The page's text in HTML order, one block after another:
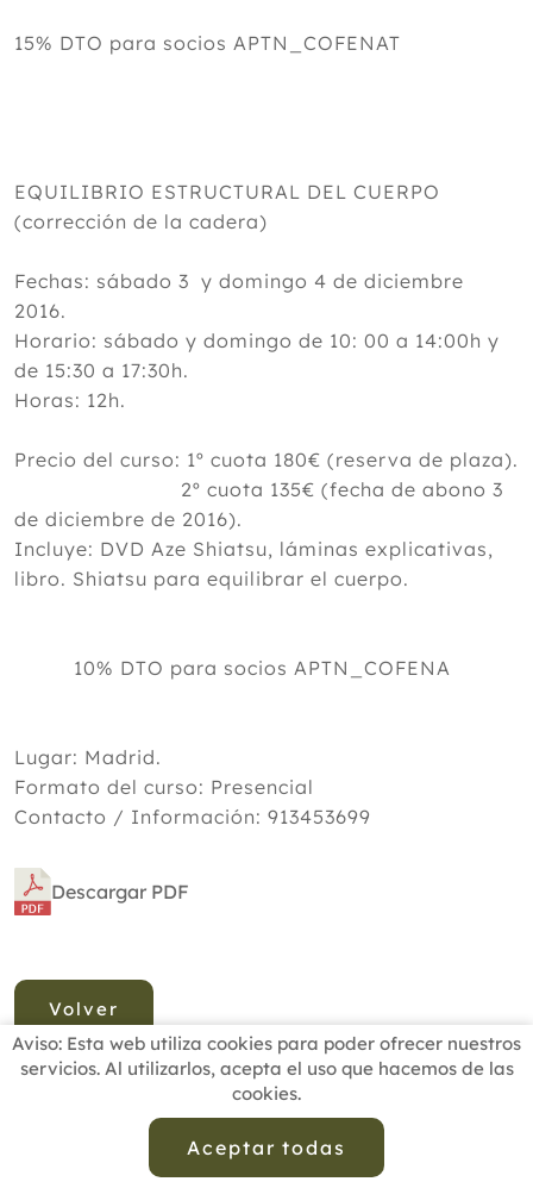
15% DTO para socios APTN_COFENAT
EQUILIBRIO ESTRUCTURAL DEL CUERPO
(corrección de la cadera)
Fechas: sábado 3 y domingo 4 de diciembre
2016.
Horario: sábado y domingo de 10: 00 a 14:00h y
de 15:30 a 17:30h.
Horas: 12h.
Precio del curso: 1º cuota 180€ (reserva de plaza).
2º cuota 135€ (fecha de abono 3
de diciembre de 2016).
Incluye: DVD Aze Shiatsu, láminas explicativas,
libro. Shiatsu para equilibrar el cuerpo.
10% DTO para socios APTN_COFENA
Lugar: Madrid.
Formato del curso: Presencial
Contacto / Información: 913453699
Descargar PDF
Volver
Aviso: Esta web utiliza cookies para poder ofrecer nuestros
servicios. Al utilizarlos, acepta el uso que hacemos de las
cookies.
Aceptar todas
BUSCADOR PROFESIONALES
ESCUELAS RECOMENDADAS
CONTACTO